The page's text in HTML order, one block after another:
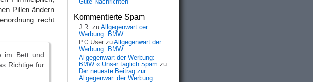
Pillen ändern
recht
im Bett und
Richtige fur
Gute Nachrichten
Kommentierte Spam
J.R. zu Allgegenwart der
Werbung: BMW
P.C.User zu Allgegenwart der
Werbung: BMW
Allgegenwart der Werbung:
BMW « Unser täglich Spam zu
Der neueste Beitrag zur
Allgegenwart der Werbung